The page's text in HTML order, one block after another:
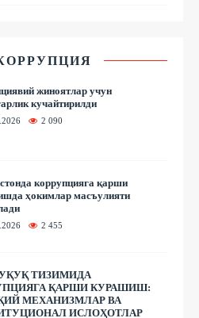
КОРРУПЦИЯ
жиноятлар учун
кучайтирилди
2 090
коррупцияга қарши
ҳокимлар масъулияти
2 455
ТИЗИМИДА
ҚАРШИ КУРАШИШ:
МЕХАНИЗМЛАР ВА
ИСЛОҲОТЛАР